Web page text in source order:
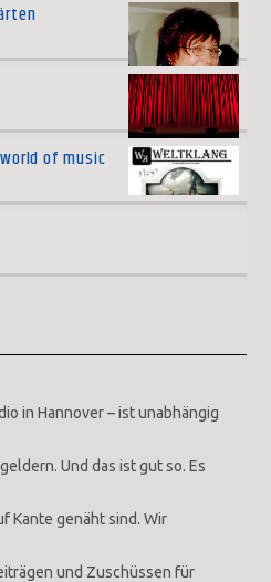
of music
in Hannover – ist unabhängig
Und das ist gut so. Es
Kante genäht sind. Wir
und Zuschüssen für